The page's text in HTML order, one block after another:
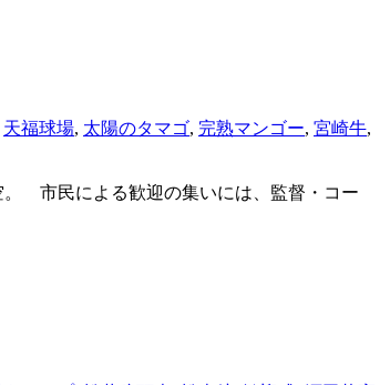
天福球場, 太陽のタマゴ, 完熟マンゴー, 宮崎牛,
市民による歓迎の集いには、監督・コー